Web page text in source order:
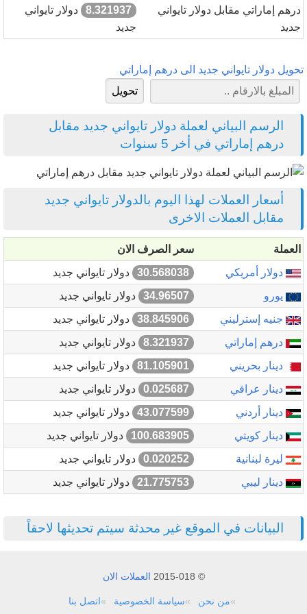
درهم إماراتي مقابل دولار تايواني
جديد
8.321937
دولار تايواني
جديد
تحويل دولار تايواني جديد الى درهم إماراتي
الرسم البياني لعملة دولار تايواني جديد مقابل
درهم إماراتي في أخر 5 سنوات
أسعار العملات لهذا اليوم بالدولار تايواني جديد
مقابل العملات الاخرى
العملة
سعر الصرف الان
دولار أمريكي
30.568038
دولار تايواني جديد
يورو
34.96507
دولار تايواني جديد
جنيه إسترليني
38.845906
دولار تايواني جديد
درهم إماراتي
8.321937
دولار تايواني جديد
دينار بحريني
81.105901
دولار تايواني جديد
دينار عراقي
0.025687
دولار تايواني جديد
دينار أردني
43.077599
دولار تايواني جديد
دينار كويتي
100.683905
دولار تايواني جديد
ليرة لبنانية
0.020252
دولار تايواني جديد
دينار ليبي
21.775753 دولار تايواني جديد
البيانات في الموقع غير محدثة سيتم تحديثها لاحقاً
© 2015-018 العملات الان
من نحن سياسة الخصوصية
اتصل بنا